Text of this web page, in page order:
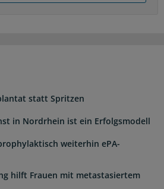
statt Spritzen
in Nordrhein ist ein Erfolgsmodell
weiterhin ePA-
hilft Frauen mit metastasiertem